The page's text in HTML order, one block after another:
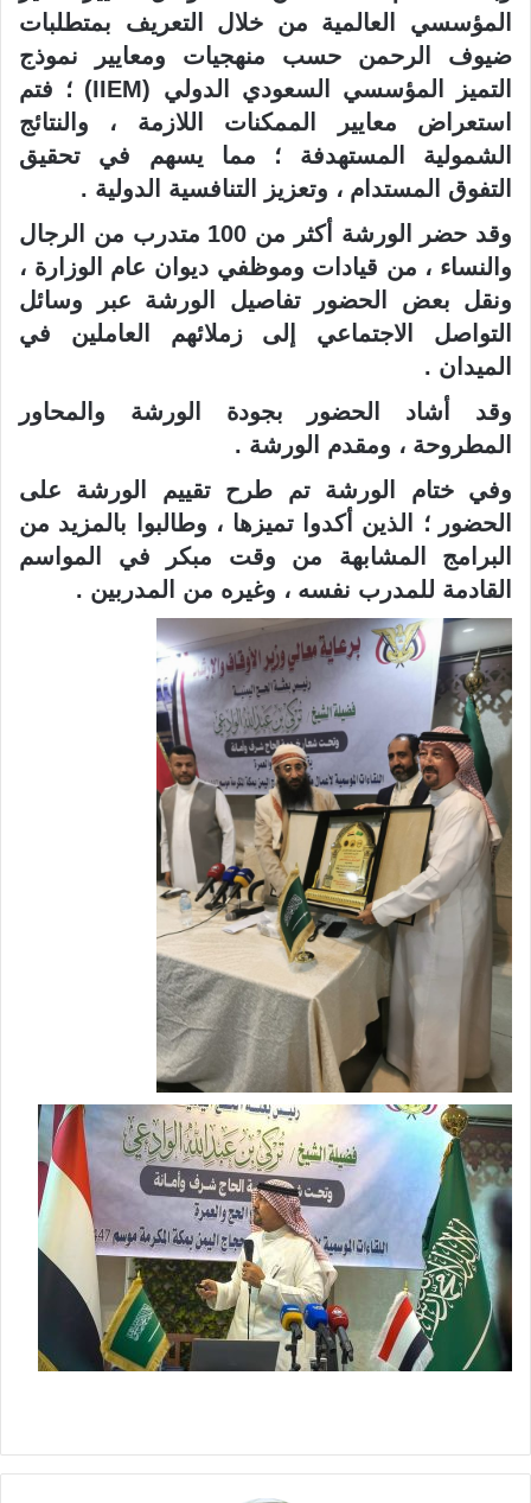
المؤسسي العالمية من خلال التعريف بمتطلبات
ضيوف الرحمن حسب منهجيات ومعايير نموذج
التميز المؤسسي السعودي الدولي (IIEM) ؛ فتم
استعراض معايير الممكنات اللازمة ، والنتائج
الشمولية المستهدفة ؛ مما يسهم في تحقيق
التفوق المستدام ، وتعزيز التنافسية الدولية .
وقد حضر الورشة أكثر من 100 متدرب من الرجال
والنساء ، من قيادات وموظفي ديوان عام الوزارة ،
ونقل بعض الحضور تفاصيل الورشة عبر وسائل
التواصل الاجتماعي إلى زملائهم العاملين في
الميدان .
وقد أشاد الحضور بجودة الورشة والمحاور
المطروحة ، ومقدم الورشة .
وفي ختام الورشة تم طرح تقييم الورشة على
الحضور ؛ الذين أكدوا تميزها ، وطالبوا بالمزيد من
البرامج المشابهة من وقت مبكر في المواسم
القادمة للمدرب نفسه ، وغيره من المدربين .